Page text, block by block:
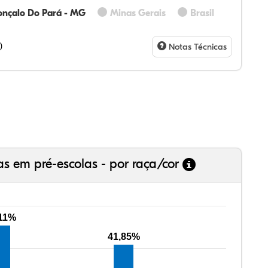
Do Pará - MG Minas Gerais Brasil
Notas Técnicas
em pré-escolas - por raça/cor
41,85%